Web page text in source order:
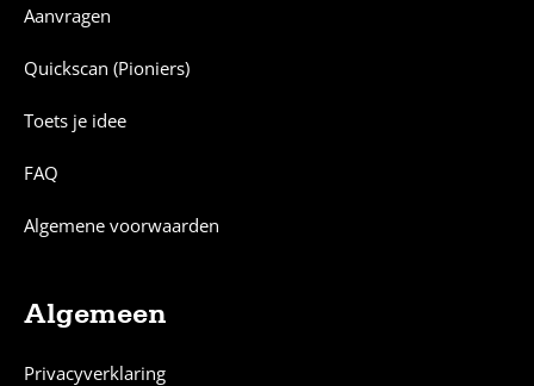
Aanvragen
Quickscan (Pioniers)
Toets je idee
FAQ
Algemene voorwaarden
Algemeen
Privacyverklaring